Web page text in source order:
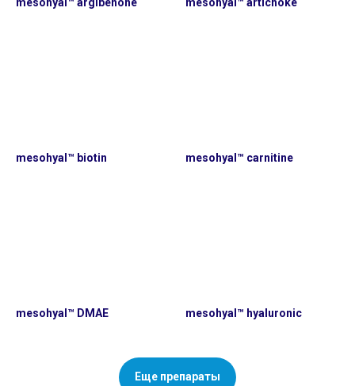
mesohyal™ biotin mesohyal™ carnitine
mesohyal™ DMAE mesohyal™ hyaluronic
Еще препараты